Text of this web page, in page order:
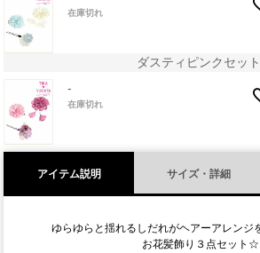
在庫切れ
ダスティピンクセット
-
在庫切れ
アイテム説明 サイズ・詳細
ゆらゆらと揺れるしだれがヘアーアレンジ
お花髪飾り３点セット☆